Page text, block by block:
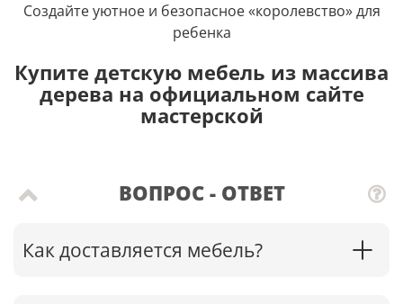
Создайте уютное и безопасное «королевство» для
ребенка
Купите детскую мебель из массива
дерева на официальном сайте
мастерской
ВОПРОС - ОТВЕТ
Как доставляется мебель?